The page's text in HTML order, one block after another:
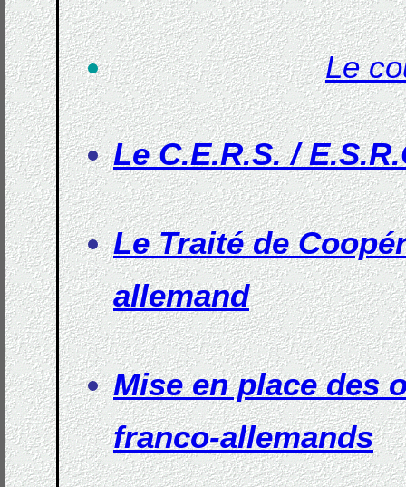
Le
Le C.E.R.S. /
Le Traité de
allemand
Mise en place des
franco-allemands